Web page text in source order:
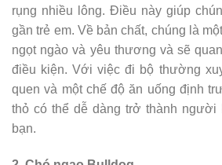
rụng nhiều lông. Điều này giúp
gần trẻ em. Về bản chất, chúng là
ngọt ngào và yêu thương và sẽ
điều kiện. Với việc đi bộ thường
quen và một chế độ ăn uống định
thỏ có thể dễ dàng trở thành người
bạn.